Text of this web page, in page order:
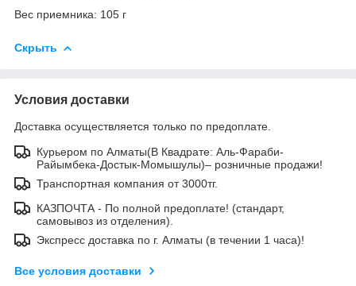
Вес приемника: 105 г
Скрыть
Условия доставки
Доставка осуществляется только по предоплате.
Курьером по Алматы(В Квадрате: Аль-Фараби-
Райымбека-Достык-Момышулы)– розничные продажи!
Транспортная компания от 3000тг.
КАЗПОЧТА - По полной предоплате! (стандарт,
самовывоз из отделения).
Экспресс доставка по г. Алматы (в течении 1 часа)!
Все условия доставки